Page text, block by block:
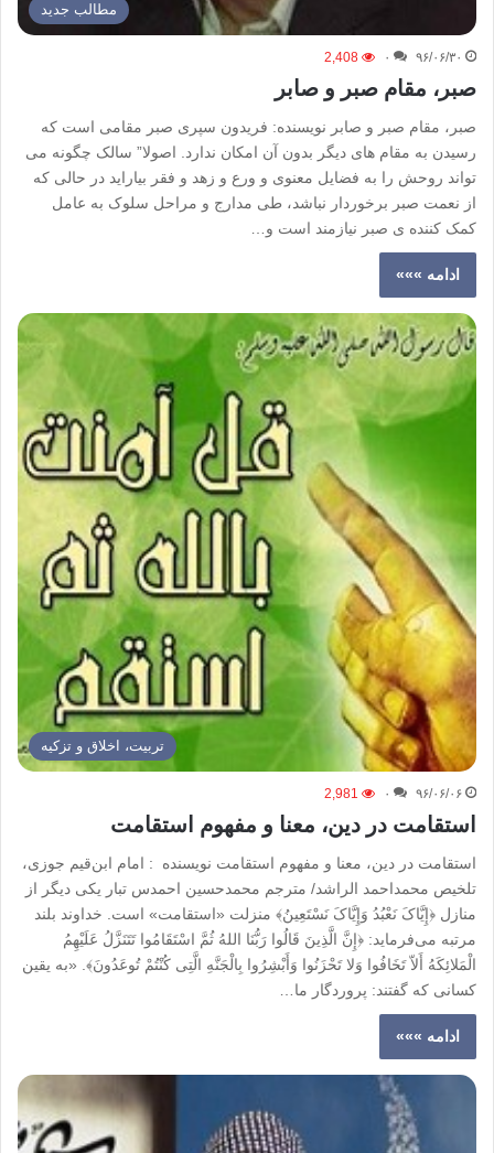
مطالب جدید
۹۶/۰۶/۳۰ ۰ 2,408
صبر، مقام صبر و صابر
صبر، مقام صبر و صابر نویسنده: فریدون سپری صبر مقامی است که
رسیدن به مقام های دیگر بدون آن امکان ندارد. اصولا” سالک چگونه می
تواند روحش را به فضایل معنوی و ورع و زهد و فقر بیاراید در حالی که
از نعمت صبر برخوردار نباشد، طی مدارج و مراحل سلوک به عامل
کمک کننده ی صبر نیازمند است و…
ادامه »»»
تربیت، اخلاق و تزکیه
۹۶/۰۶/۰۶ ۰ 2,981
استقامت در دین، معنا و مفهوم استقامت
استقامت در دین، معنا و مفهوم استقامت نویسنده : امام ابن‌قیم جوزی،
تلخیص محمداحمد الراشد/ مترجم محمدحسین احمدس تبار یکی دیگر از
منازل ﴿إِیَّاکَ نَعْبُدُ وَإِیَّاکَ نَسْتَعِینُ﴾ منزلت «استقامت» است. خداوند بلند
مرتبه می‌فرماید: ﴿إِنَّ الَّذِینَ قَالُوا رَبُّنَا اللهُ ثُمَّ اسْتَقَامُوا تَتَنَزَّلُ عَلَیْهِمُ
الْمَلائِکَهُ أَلاّ تَخَافُوا وَلا تَحْزَنُوا وَأَبْشِرُوا بِالْجَنَّهِ الَّتِی کُنْتُمْ تُوعَدُونَ﴾. «به یقین
کسانی که گفتند: پروردگار ما…
ادامه »»»